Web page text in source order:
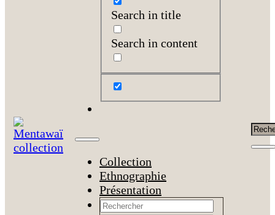
Search in title
Search in content
Collection
Ethnographie
Présentation